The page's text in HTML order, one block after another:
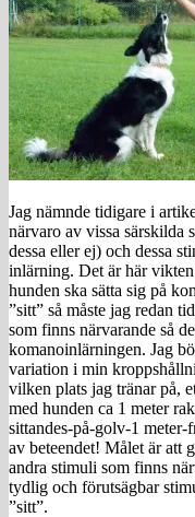
Jag nämnde tidigare i
närvaro av vissa särskilda
dessa eller ej) och dessa
inlärning. Det är här
hunden ska sätta sig på
”sitt” så måste jag redan
som finns närvarande så
komanoinlärningen. Jag
variation i min
vilken plats jag tränar på,
med hunden ca 1 meter
sittandes-på-golv-1
av beteendet! Målet är att
andra stimuli som finns
tydlig och förutsägbar
”sitt”.